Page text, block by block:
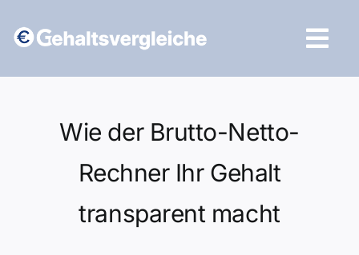
Inhalt
Wie der Brutto-Netto-
Rechner Ihr Gehalt
transparent macht